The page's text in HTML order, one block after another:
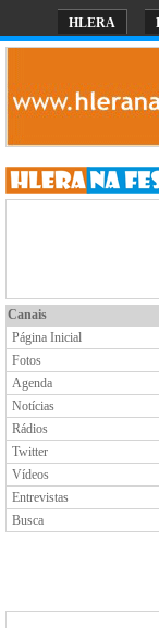
HLERA
Canais
Página Inicial
Fotos
Agenda
Notícias
Rádios
Twitter
Vídeos
Entrevistas
Busca